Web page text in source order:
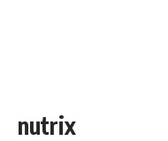
nutrix